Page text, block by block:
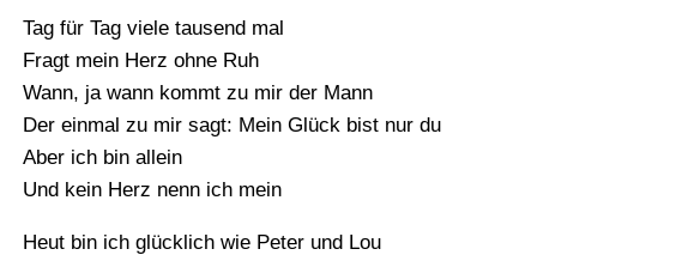
Tag für Tag viele tausend mal
Fragt mein Herz ohne Ruh
Wann, ja wann kommt zu mir der Mann
Der einmal zu mir sagt: Mein Glück bist nur du
Aber ich bin allein
Und kein Herz nenn ich mein
Heut bin ich glücklich wie Peter und Lou